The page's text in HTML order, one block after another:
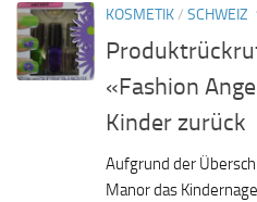
KOSMETIK/ SCHWEIZ
«Fashion
Kinder zurück
Aufgrund der
Manor das